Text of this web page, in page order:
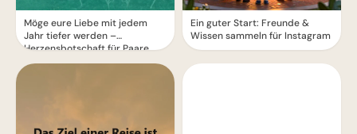
Möge eure Liebe mit jedem
Jahr tiefer werden –
Herzensbotschaft für Paare
Ein guter Start: Freunde &
Wissen sammeln für Instagram